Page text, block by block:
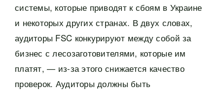
системы, которые приводят к сбоям в Украине
и некоторых других странах. В двух словах,
аудиторы FSC конкурируют между собой за
бизнес с лесозаготовителями, которые им
платят, — из-за этого снижается качество
проверок. Аудиторы должны быть